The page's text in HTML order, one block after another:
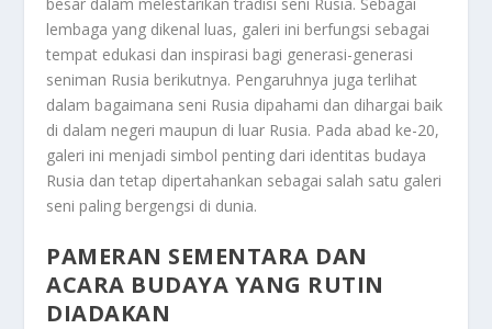
lembaga yang dikenal luas, galeri ini berfungsi sebagai
tempat edukasi dan inspirasi bagi generasi-generasi
seniman Rusia berikutnya. Pengaruhnya juga terlihat
dalam bagaimana seni Rusia dipahami dan dihargai baik
di dalam negeri maupun di luar Rusia. Pada abad ke-20,
galeri ini menjadi simbol penting dari identitas budaya
Rusia dan tetap dipertahankan sebagai salah satu galeri
seni paling bergengsi di dunia.
PAMERAN SEMENTARA DAN
ACARA BUDAYA YANG RUTIN
DIADAKAN